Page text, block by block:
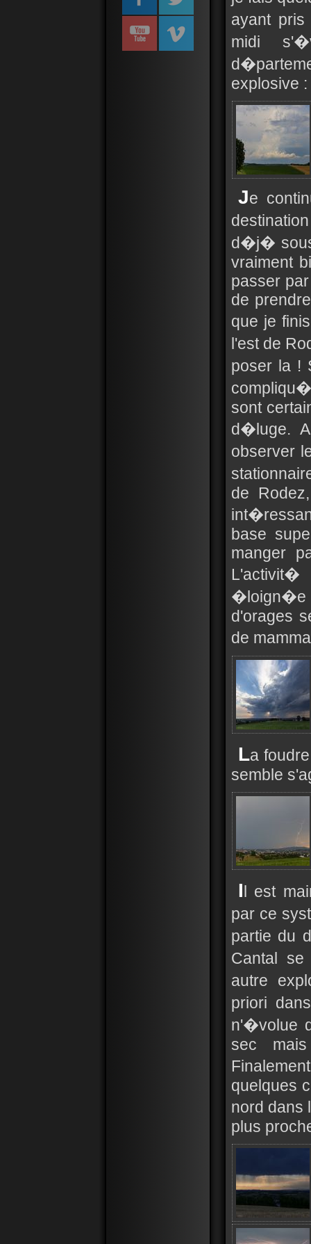
ayant
midi
explosive :
Je
d�j� sous
vraiment
passer
de
que je
l'est de
poser la !
sont
d�luge.
observer
de
base
manger
d'orages
de
La
semble
Il est
par ce
partie du
Cantal
autre
priori
n'�volue
sec
quelques
nord dans
plus